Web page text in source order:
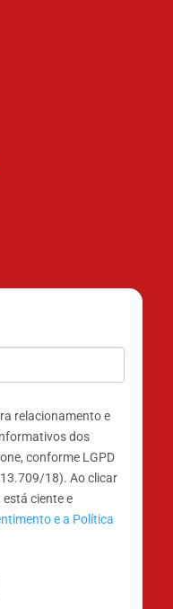
relacionamento e
dos
conforme LGPD
18). Ao clicar
está ciente e
e a Política